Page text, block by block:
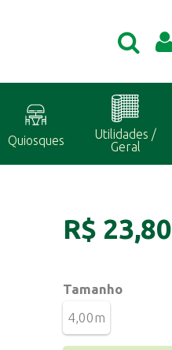
Quiosques
Utilidades /
Geral
R$ 23,80
Tamanho
4,00m